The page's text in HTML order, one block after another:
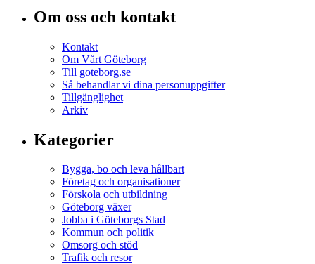
Om oss och kontakt
Kontakt
Om Vårt Göteborg
Till goteborg.se
Så behandlar vi dina personuppgifter
Tillgänglighet
Arkiv
Kategorier
Bygga, bo och leva hållbart
Företag och organisationer
Förskola och utbildning
Göteborg växer
Jobba i Göteborgs Stad
Kommun och politik
Omsorg och stöd
Trafik och resor